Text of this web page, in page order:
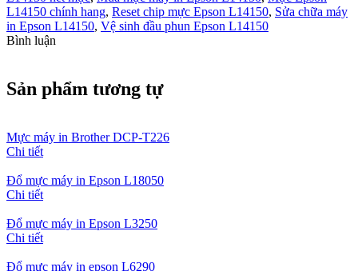
L14150 chính hang, Reset chip mực Epson L14150, Sửa chữa máy
in Epson L14150, Vệ sinh đầu phun Epson L14150
Bình luận
Sản phẩm tương tự
Mực máy in Brother DCP-T226
Chi tiết
Đổ mực máy in Epson L18050
Chi tiết
Đổ mực máy in Epson L3250
Chi tiết
Đổ mực máy in epson L6290